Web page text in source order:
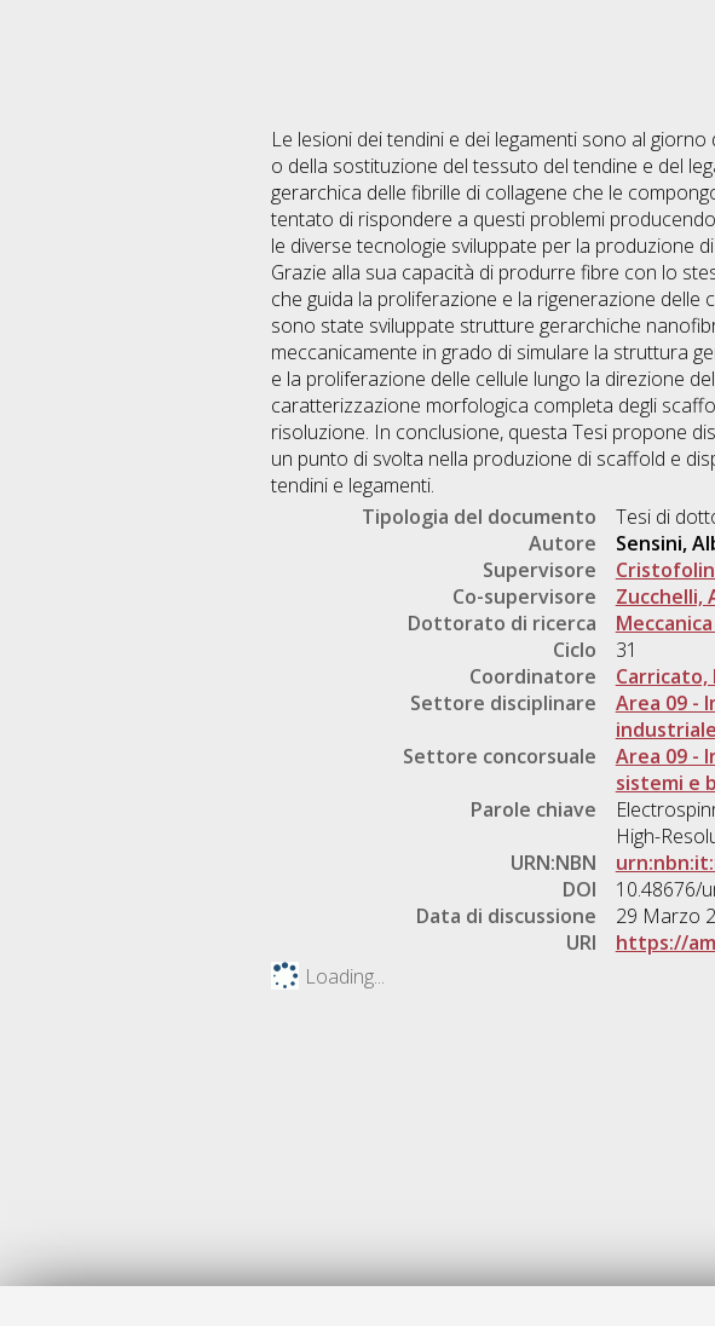
Le lesioni dei tendini e dei legamenti sono al
o della sostituzione del tessuto del tendine e del
gerarchica delle fibrille di collagene che le
tentato di rispondere a questi problemi
le diverse tecnologie sviluppate per la produzione
Grazie alla sua capacità di produrre fibre con lo
che guida la proliferazione e la rigenerazione delle
sono state sviluppate strutture gerarchiche
meccanicamente in grado di simulare la struttura
e la proliferazione delle cellule lungo la direzione
caratterizzazione morfologica completa degli
risoluzione. In conclusione, questa Tesi propone
un punto di svolta nella produzione di scaffold e
tendini e legamenti.
Tipologia del documento
Tesi di
Autore
Sensini,
Supervisore
Co-supervisore
Zucchelli,
Dottorato di ricerca
Ciclo
31
Coordinatore
Carricato,
Settore disciplinare
Area 09 -
industriale
Settore concorsuale
Area 09 -
sistemi e
Parole chiave
High-
URN:NBN
DOI
10.48676/
Data di discussione
29 Marzo
URI
https://
Loading...